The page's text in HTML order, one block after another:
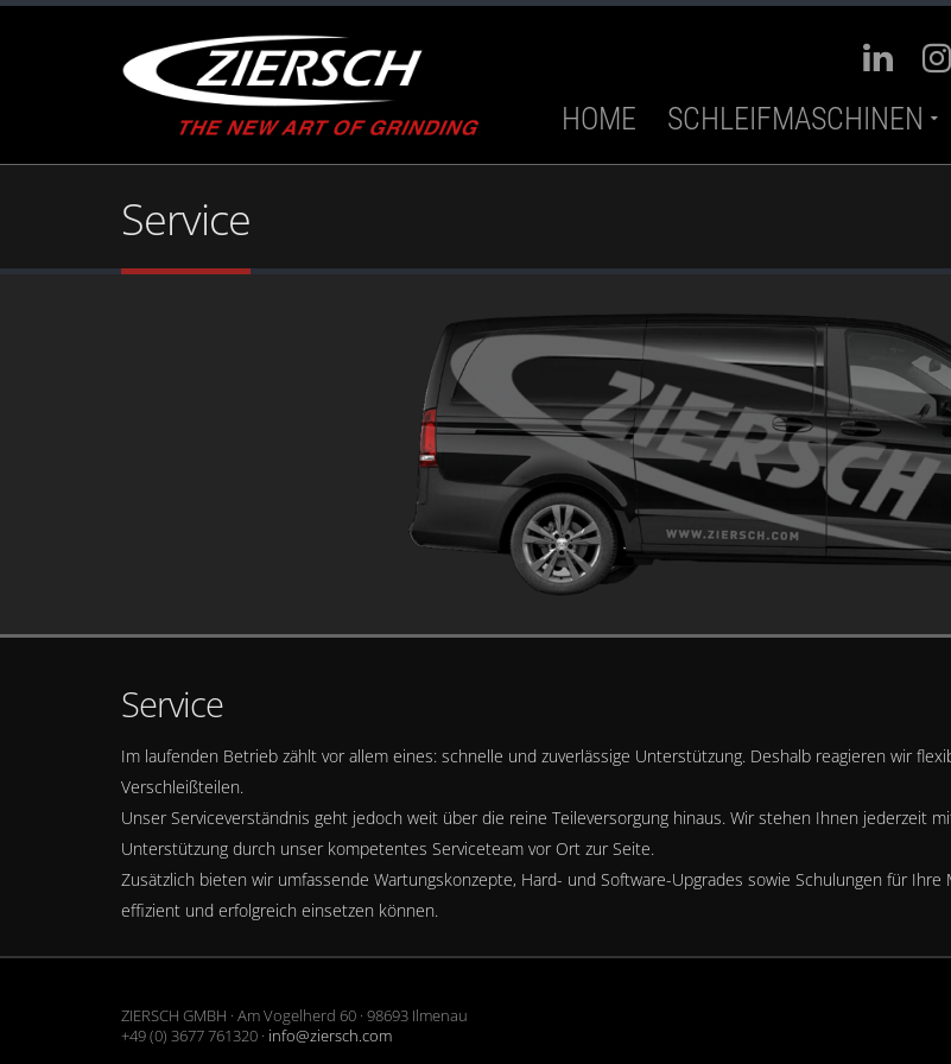
HOME SCHLEIFMASCHINEN
Service
Service
Im laufenden Betrieb zählt vor allem eines: schnelle und zuverlässige Unterstützung. Deshalb reagieren wir
Verschleißteilen.
Unser Serviceverständnis geht jedoch weit über die reine Teileversorgung hinaus. Wir stehen Ihnen jederzeit
Unterstützung durch unser kompetentes Serviceteam vor Ort zur Seite.
Zusätzlich bieten wir umfassende Wartungskonzepte, Hard- und Software-Upgrades sowie Schulungen für
effizient und erfolgreich einsetzen können.
ZIERSCH GMBH · Am Vogelherd 60 · 98693 Ilmenau
+49 (0) 3677 761320 · info@ziersch.com